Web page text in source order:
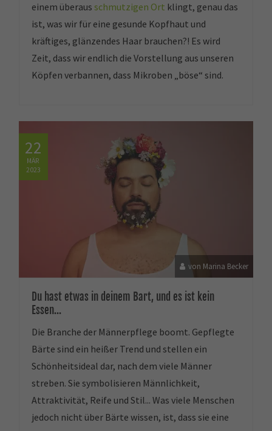
einem überaus schmutzigen Ort klingt, genau das
ist, was wir für eine gesunde Kopfhaut und
kräftiges, glänzendes Haar brauchen?! Es wird
Zeit, dass wir endlich die Vorstellung aus unseren
Köpfen verbannen, dass Mikroben „böse“ sind.
22
MÄR
2023
von Marina Becker
Du hast etwas in deinem Bart, und es ist kein
Essen...
Die Branche der Männerpflege boomt. Gepflegte
Bärte sind ein heißer Trend und stellen ein
Schönheitsideal dar, nach dem viele Männer
streben. Sie symbolisieren Männlichkeit,
Attraktivität, Reife und Stil... Was viele Menschen
jedoch nicht über Bärte wissen, ist, dass sie eine